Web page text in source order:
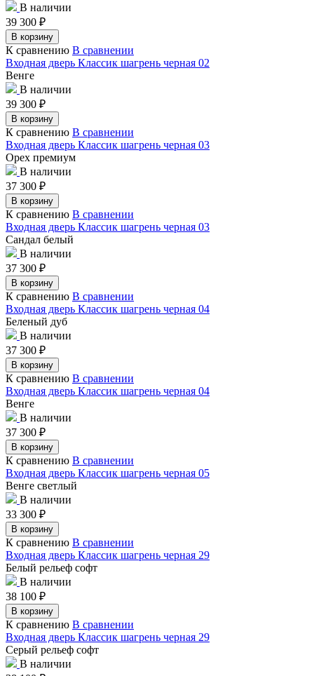
В наличии
39 300 ₽
В корзину
К сравнению В сравнении
Входная дверь Классик шагрень черная 02
Венге
В наличии
39 300 ₽
В корзину
К сравнению В сравнении
Входная дверь Классик шагрень черная 03
Орех премиум
В наличии
37 300 ₽
В корзину
К сравнению В сравнении
Входная дверь Классик шагрень черная 03
Сандал белый
В наличии
37 300 ₽
В корзину
К сравнению В сравнении
Входная дверь Классик шагрень черная 04
Беленый дуб
В наличии
37 300 ₽
В корзину
К сравнению В сравнении
Входная дверь Классик шагрень черная 04
Венге
В наличии
37 300 ₽
В корзину
К сравнению В сравнении
Входная дверь Классик шагрень черная 05
Венге светлый
В наличии
33 300 ₽
В корзину
К сравнению В сравнении
Входная дверь Классик шагрень черная 29
Белый рельеф софт
В наличии
38 100 ₽
В корзину
К сравнению В сравнении
Входная дверь Классик шагрень черная 29
Серый рельеф софт
В наличии